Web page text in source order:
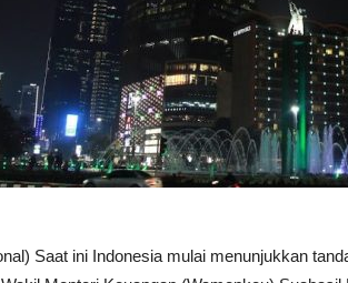
Saat ini Indonesia mulai menunjukkan